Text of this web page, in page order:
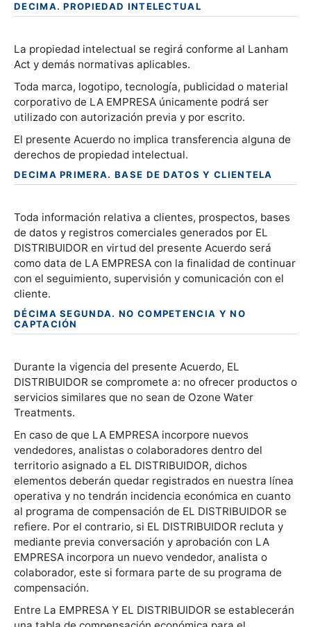
DECIMA. PROPIEDAD INTELECTUAL
La propiedad intelectual se regirá conforme al Lanham
Act y demás normativas aplicables.
Toda marca, logotipo, tecnología, publicidad o material
corporativo de LA EMPRESA únicamente podrá ser
utilizado con autorización previa y por escrito.
El presente Acuerdo no implica transferencia alguna de
derechos de propiedad intelectual.
DECIMA PRIMERA. BASE DE DATOS Y CLIENTELA
Toda información relativa a clientes, prospectos, bases
de datos y registros comerciales generados por EL
DISTRIBUIDOR en virtud del presente Acuerdo será
como data de LA EMPRESA con la finalidad de continuar
con el seguimiento, supervisión y comunicación con el
cliente.
DÉCIMA SEGUNDA. NO COMPETENCIA Y NO
CAPTACIÓN
Durante la vigencia del presente Acuerdo, EL
DISTRIBUIDOR se compromete a: no ofrecer productos o
servicios similares que no sean de Ozone Water
Treatments.
En caso de que LA EMPRESA incorpore nuevos
vendedores, analistas o colaboradores dentro del
territorio asignado a EL DISTRIBUIDOR, dichos
elementos deberán quedar registrados en nuestra línea
operativa y no tendrán incidencia económica en cuanto
al programa de compensación de EL DISTRIBUIDOR se
refiere. Por el contrario, si EL DISTRIBUIDOR recluta y
mediante previa conversación y aprobación con LA
EMPRESA incorpora un nuevo vendedor, analista o
colaborador, este si formara parte de su programa de
compensación.
Entre La EMPRESA Y EL DISTRIBUIDOR se establecerán